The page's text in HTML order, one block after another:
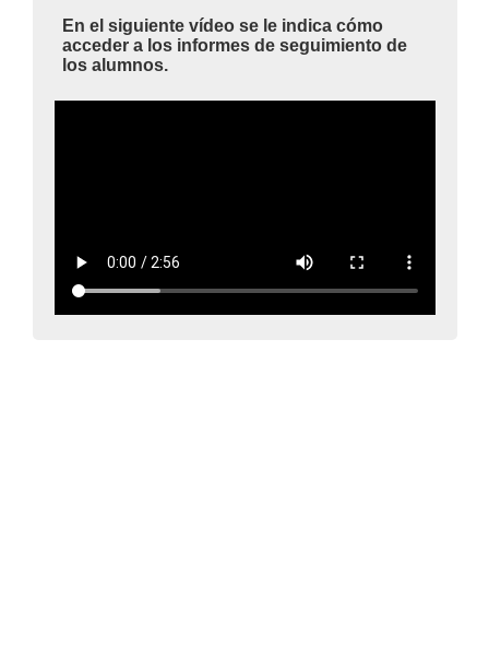
En el siguiente vídeo se le indica cómo
acceder a los informes de seguimiento de
los alumnos.